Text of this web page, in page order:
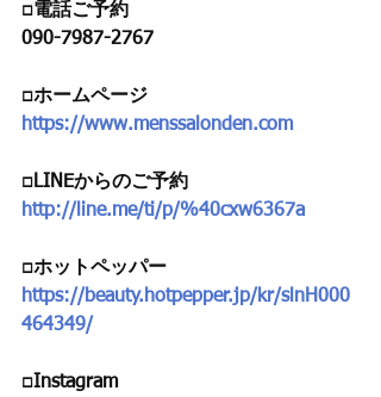
□電話ご予約
090-7987-2767
□ホームページ
https://www.menssalonden.com
□LINEからのご予約
http://line.me/ti/p/%40cxw6367a
□ホットペッパー
https://beauty.hotpepper.jp/kr/slnH000
464349/
□Instagram